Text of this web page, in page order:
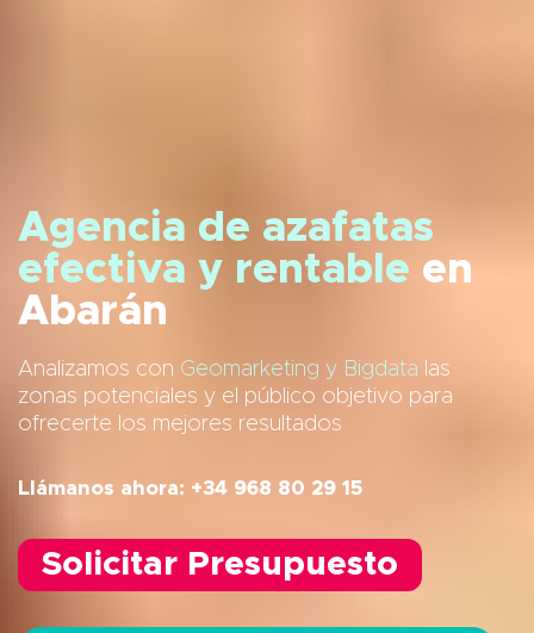
Agencia de azafatas
efectiva y rentable en
Abarán
Analizamos con Geomarketing y Bigdata las
zonas potenciales y el público objetivo para
ofrecerte los mejores resultados
Llámanos ahora: +34 968 80 29 15
Solicitar Presupuesto